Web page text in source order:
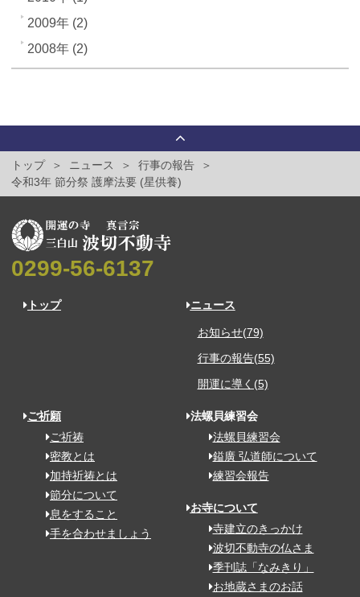
2009年 (2)
2008年 (2)
トップ ニュース
行事の報告
令和3年 節分祭 護摩法要 (星供養)
0299-56-6137
トップ ニュース
お知らせ(79)
行事の報告(55)
開運に導く(5)
ご祈願
ご祈祷
密教とは
加持祈祷とは
節分について
息をすること
手を合わせましょう
法螺貝練習会
法螺貝練習会
鎰廣 弘道師について
練習会報告
お寺について
寺建立のきっかけ
波切不動寺の仏さま
季刊誌「なみきり」
お地蔵さまのお話